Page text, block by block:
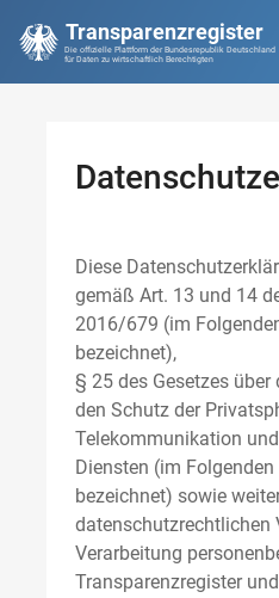
Transparenzregister
Die offizielle Plattform der Bundesrepublik Deutschland
für Daten zu wirtschaftlich Berechtigten
Diese
gemäß Art. 13 und 14
2016/679 (im
bezeichnet),
§ 25 des Gesetzes
den Schutz der
Telekommunikation
Diensten (im Folgenden
bezeichnet) sowie
datenschutzrechtlichen
Verarbeitung
Transparenzregister